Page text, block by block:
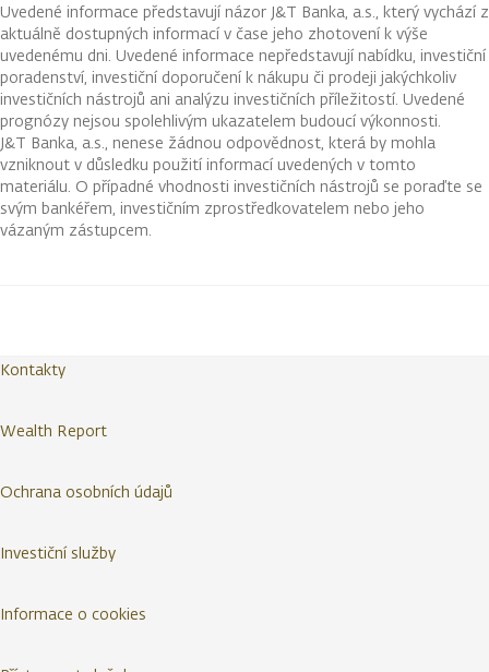
Uvedené informace představují názor J&T Banka, a.s., který vychází z
aktuálně dostupných informací v čase jeho zhotovení k výše
uvedenému dni. Uvedené informace nepředstavují nabídku, investiční
poradenství, investiční doporučení k nákupu či prodeji jakýchkoliv
investičních nástrojů ani analýzu investičních příležitostí. Uvedené
prognózy nejsou spolehlivým ukazatelem budoucí výkonnosti.
J&T Banka, a.s., nenese žádnou odpovědnost, která by mohla
vzniknout v důsledku použití informací uvedených v tomto
materiálu. O případné vhodnosti investičních nástrojů se poraďte se
svým bankéřem, investičním zprostředkovatelem nebo jeho
vázaným zástupcem.
Kontakty
Wealth Report
Ochrana osobních údajů
Investiční služby
Informace o cookies